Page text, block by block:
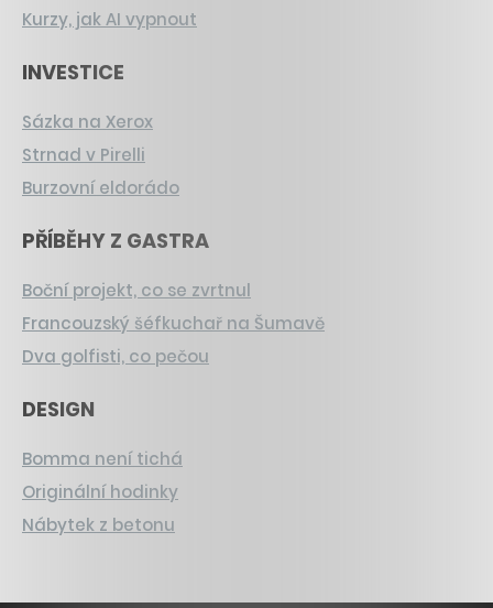
Kurzy, jak AI vypnout
INVESTICE
Sázka na Xerox
Strnad v Pirelli
Burzovní eldorádo
PŘÍBĚHY Z GASTRA
Boční projekt, co se zvrtnul
Francouzský šéfkuchař na Šumavě
Dva golfisti, co pečou
DESIGN
Bomma není tichá
Originální hodinky
Nábytek z betonu